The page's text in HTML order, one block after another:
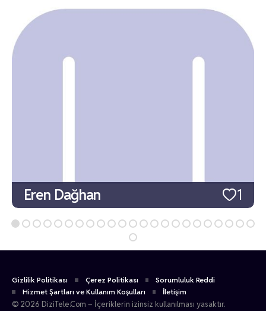
1
Eren Dağhan
Gizlilik Politikası Çerez Politikası
Sorumluluk Reddi
Hizmet Şartları ve Kullanım Koşulları
İletişim
© 2026 DiziTele.Com – İçeriklerin izinsiz kullanılması yasaktır.